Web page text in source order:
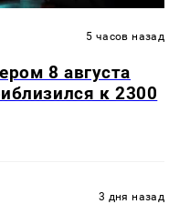
5 часов назад
8 августа
к 2300
3 дня назад